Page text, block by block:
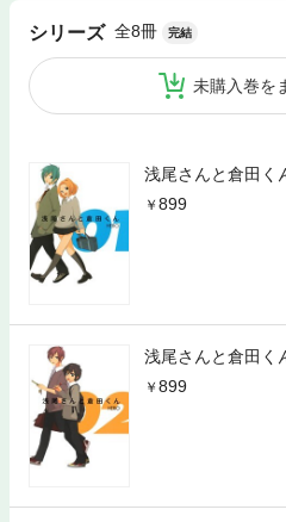
シリーズ 全8冊 完結
未購入巻を
浅尾さんと倉田く
899
浅尾さんと倉田く
899